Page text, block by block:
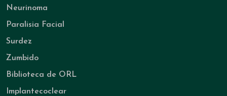
Neurinoma
Paralisia Facial
Surdez
Zumbido
Biblioteca de ORL
Implantecoclear